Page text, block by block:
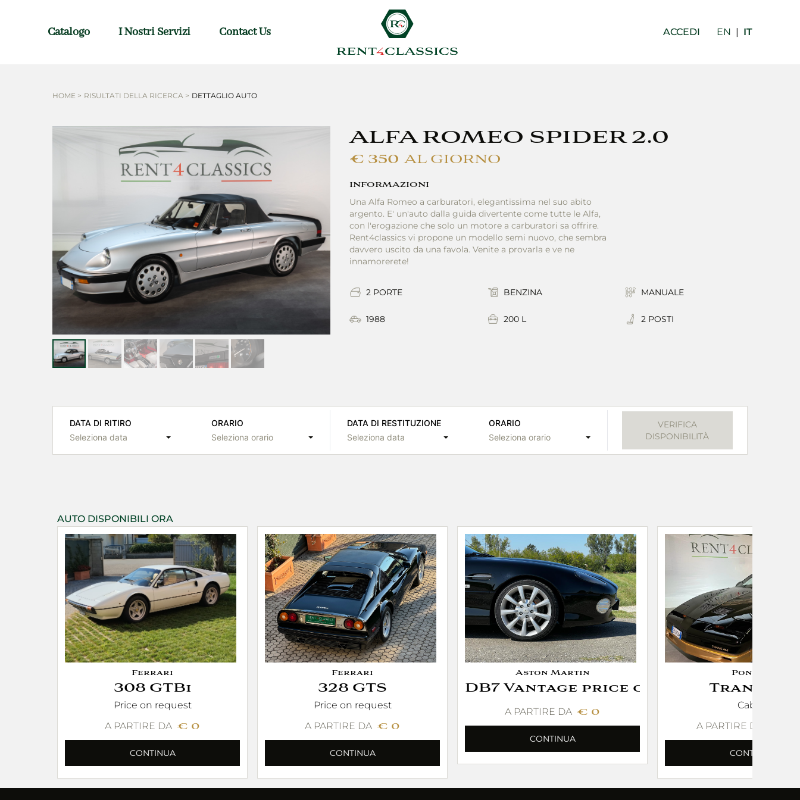
Catalogo I Nostri Servizi Contact Us ACCEDI EN | IT
HOME > RISULTATI DELLA RICERCA > DETTAGLIO AUTO
ALFA ROMEO SPIDER 2.0
€ 350 AL GIORNO
INFORMAZIONI
Una Alfa Romeo a carburatori, elegantissima nel suo abito
argento. E' un'auto dalla guida divertente come tutte le Alfa,
con l'erogazione che solo un motore a carburatori sa offrire.
Rent4classics vi propone un modello semi nuovo, che sembra
davvero uscito da una favola. Venite a provarla e ve ne
innamorerete!
2 PORTE BENZINA MANUALE
1988 200 L 2 POSTI
DATA DI RITIRO
Seleziona data
ORARIO
Seleziona orario
DATA DI RESTITUZIONE
Seleziona data
ORARIO
Seleziona orario
VERIFICA
DISPONIBILITÀ
AUTO DISPONIBILI ORA
Ferrari
308 GTBi
Price on request
A PARTIRE DA € 0
CONTINUA
Ferrari
328 GTS
Price on request
A PARTIRE DA € 0
CONTINUA
Aston Martin
DB7 Vantage price on request
A PARTIRE DA € 0
CONTINUA
Pontiac
Trans AM
Cabrio
A PARTIRE DA
CONTINUA